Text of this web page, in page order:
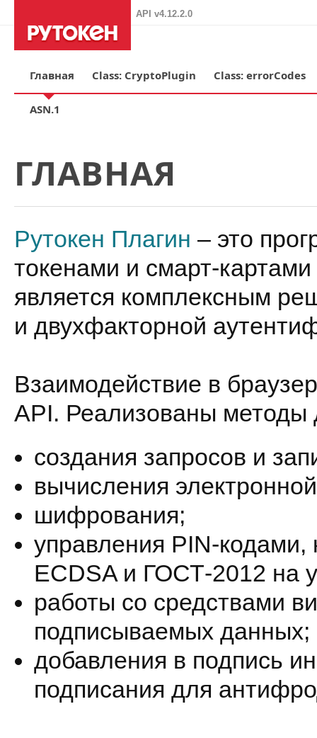
API v4.12.2.0
Главная Class: CryptoPlugin Class: errorCodes
ASN.1
ГЛАВНАЯ
Рутокен Плагин – это
токенами и смарт-
является комплексным
и двухфакторной
Взаимодействие в
API. Реализованы методы
cоздания запросов и
вычисления
шифрования;
управления PIN-
ECDSA и ГОСТ-2012 на
работы со средствами
подписываемых данных;
добавления в подпись
подписания для